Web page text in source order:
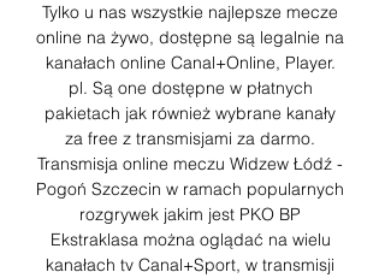
Tylko u nas wszystkie najlepsze mecze
online na żywo, dostępne są legalnie na
kanałach online Canal+Online, Player.
pl. Są one dostępne w płatnych
pakietach jak również wybrane kanały
za free z transmisjami za darmo.
Transmisja online meczu Widzew Łódź -
Pogoń Szczecin w ramach popularnych
rozgrywek jakim jest PKO BP
Ekstraklasa można oglądać na wielu
kanałach tv Canal+Sport, w transmisji